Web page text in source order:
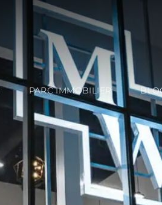
PARC IMMOBILIER